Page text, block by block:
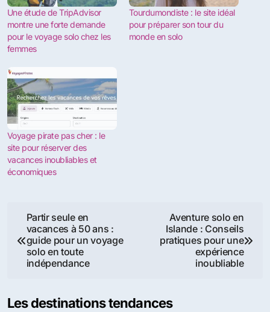
Une étude de TripAdvisor
montre une forte demande
pour le voyage solo chez les
femmes
Tourdumondiste : le site idéal
pour préparer son tour du
monde en solo
Voyage pirate pas cher : le
site pour réserver des
vacances inoubliables et
économiques
Navigation
de
l’article
Partir seule en
vacances à 50 ans :
guide pour un voyage
solo en toute
indépendance
Aventure solo en
Islande : Conseils
pratiques pour une
expérience
inoubliable
Les destinations tendances